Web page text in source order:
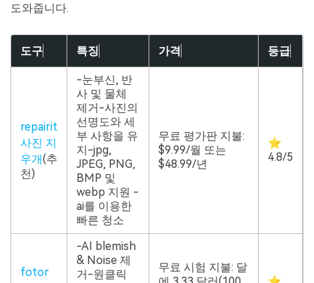
도와줍니다.
도구 특징 가격 등급
repairit
사진 지
우개(추
천)
-눈부신, 반
사 및 물체
제거-사진의
선명도와 세
부 사항을 유
지-jpg,
JPEG, PNG,
BMP 및
webp 지원 -
ai를 이용한
빠른 청소
무료 평가판 지불:
$9.99/월 또는
$48.99/년
⭐
4.8/5
fotor
-AI blemish
& Noise 제
거-원클릭
무료 시험 지불: 달